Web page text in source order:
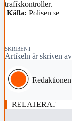
trafikkontroller.
Källa: Polisen.se
SKRIBENT
Artikeln är skriven av
Redaktionen
RELATERAT